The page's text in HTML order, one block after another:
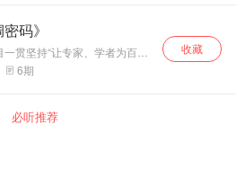
己的心上人张生谈恋爱呢，那
又如何设计把老夫人引入陷
美好姻缘的呢？
码》
一贯坚持“让专家、学者为百姓
栏目在专家、学者和百姓之间
让专家通向老百姓的桥梁”，从
长李建华做客《百家讲坛》，
密码。
6期
收藏
必听推荐